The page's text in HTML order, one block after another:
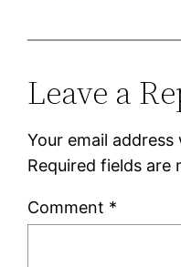
Leave a
Your email
Required fields are
Comment *